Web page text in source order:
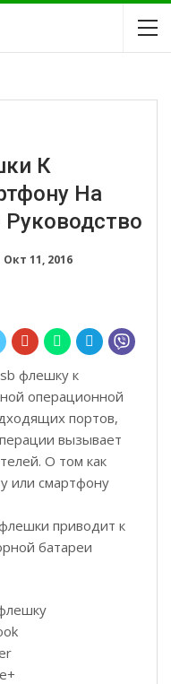
К
На
Окт 11, 2016
флешку к
операционной
портов,
вызывает
О том как
или смартфону
приводит к
батареи